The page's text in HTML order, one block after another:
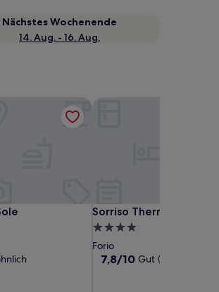
Nächstes Wochenende
14. Aug. - 16. Aug.
Sorriso Thermae Resort
Sorriso Thermae Resort
4.0-
Sterne-
Unterkunft
Forio
7.8
7,8/10 Gut (197